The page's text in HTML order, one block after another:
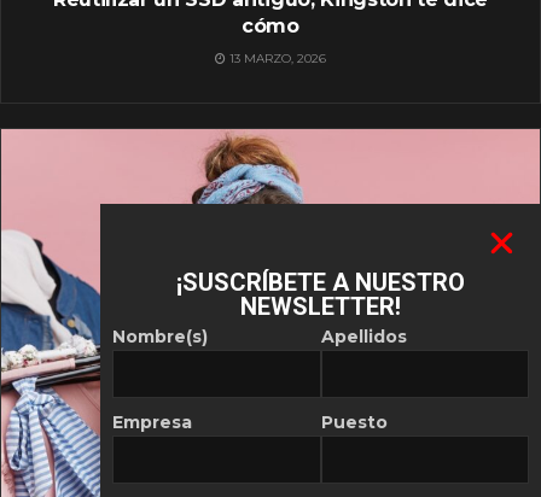
cómo
13 MARZO, 2026
¡SUSCRÍBETE A NUESTRO
NEWSLETTER!
Nombre(s)
Empresa
Apellidos
Puesto